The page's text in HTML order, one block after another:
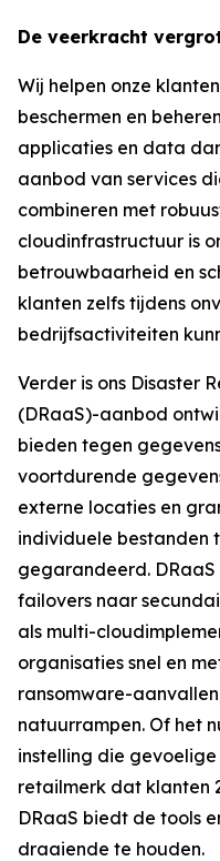
De veerkracht
Wij helpen onze
beschermen en
applicaties en data
aanbod van services
combineren met
cloudinfrastructuur is
betrouwbaarheid en
klanten zelfs tijdens
bedrijfsactiviteiten
Verder is ons Disaster
(DRaaS)-aanbod
bieden tegen
voortdurende
externe locaties en
individuele bestanden
gegarandeerd.
failovers naar
als multi-
organisaties snel en
ransomware-
natuurrampen. Of het
instelling die
retailmerk dat klanten
DRaaS biedt de tools
draaiende te houden.